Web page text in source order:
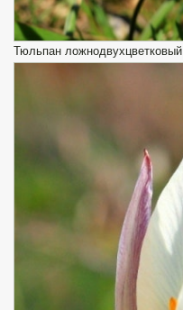
Тюльпан ложнодвухцветковый.